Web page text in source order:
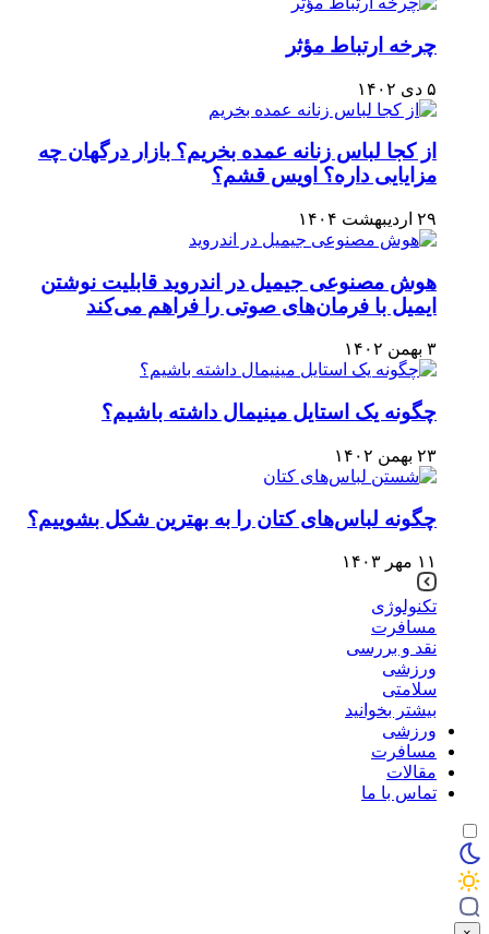
چرخه ارتباط مؤثر
۵ دی ۱۴۰۲
از کجا لباس زنانه عمده بخریم؟ بازار درگهان چه
مزایایی داره؟ اویس قشم؟
۲۹ اردیبهشت ۱۴۰۴
هوش مصنوعی جیمیل در اندروید قابلیت نوشتن
ایمیل با فرمان‌های صوتی را فراهم می‌کند
۳ بهمن ۱۴۰۲
چگونه یک استایل مینیمال داشته باشیم؟
۲۳ بهمن ۱۴۰۲
چگونه لباس‌های کتان را به بهترین شکل بشوییم؟
۱۱ مهر ۱۴۰۳
تکنولوژی
مسافرت
نقد و بررسی
ورزشی
سلامتی
بیشتر بخوانید
ورزشی
مسافرت
مقالات
تماس با ما